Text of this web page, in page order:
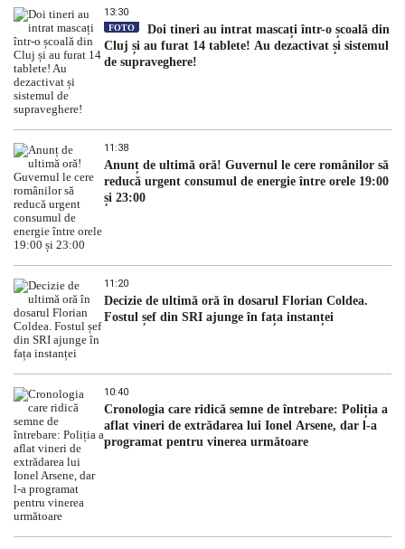
13:30
FOTO
Doi tineri au intrat mascați într-o școală din
Cluj și au furat 14 tablete! Au dezactivat și sistemul
de supraveghere!
11:38
Anunț de ultimă oră! Guvernul le cere românilor să
reducă urgent consumul de energie între orele 19:00
și 23:00
11:20
Decizie de ultimă oră în dosarul Florian Coldea.
Fostul șef din SRI ajunge în fața instanței
10:40
Cronologia care ridică semne de întrebare: Poliția a
aflat vineri de extrădarea lui Ionel Arsene, dar l-a
programat pentru vinerea următoare